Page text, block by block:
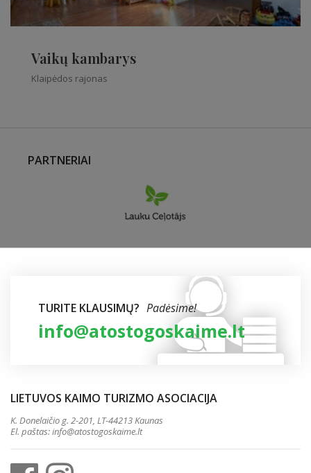
Vaikų kambarys
Klaipėdos rajonas
PARTNERIAI
TURITE KLAUSIMŲ? Padėsime!
info@atostogoskaime.lt
LIETUVOS KAIMO TURIZMO ASOCIACIJA
K. Donelaičio g. 2-201, LT-44213 Kaunas
El. paštas:info@atostogoskaime.lt